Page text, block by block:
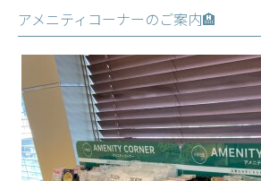
アメニティコーナーのご案内🏨